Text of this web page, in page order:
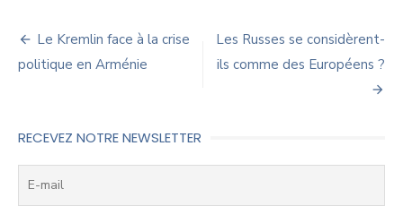
Navigation
de
Le Kremlin face à la crise
politique en Arménie
Les Russes se considèrent-
ils comme des Européens ?
RECEVEZ NOTRE NEWSLETTER